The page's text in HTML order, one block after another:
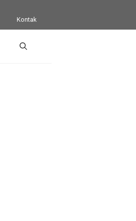
Kontak